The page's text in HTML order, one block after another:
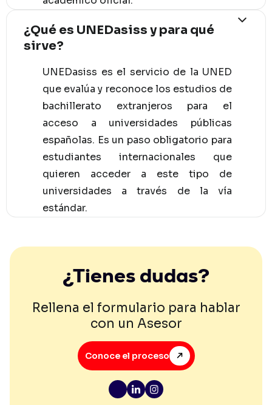
¿Qué es UNEDasiss y para qué
sirve?
UNEDasiss es el servicio de la UNED
que evalúa y reconoce los estudios de
bachillerato extranjeros para el
acceso a universidades públicas
españolas. Es un paso obligatorio para
estudiantes internacionales que
quieren acceder a este tipo de
universidades a través de la vía
estándar.
¿Tienes dudas?
Rellena el formulario para hablar
con un Asesor
Conoce el proceso